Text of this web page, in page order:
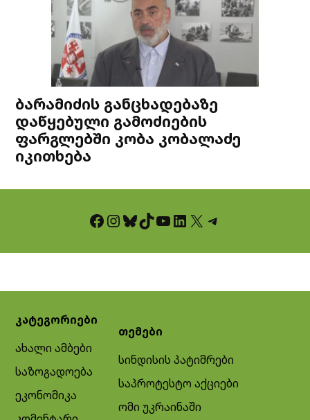
ბარამიძის განცხადებაზე
დაწყებული გამოძიების
ფარგლებში კობა კობალაძე
იკითხება
Facebook InstagramBluesky TikTok YouTube LinkedIn X Telegram
კატეგორიები
ახალი ამბები
საზოგადოება
ეკონომიკა
თემები
სინდისის პატიმრები
საპროტესტო აქციები
ომი უკრაინაში